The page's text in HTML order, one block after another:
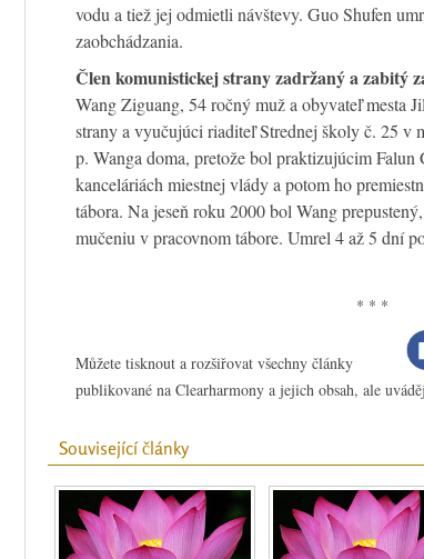
vodu a tiež jej odmietli návštevy. Guo Shufen
zaobchádzania.
Člen komunistickej strany zadržaný a zabitý
Wang Ziguang, 54 ročný muž a obyvateľ mesta
strany a vyučujúci riaditeľ Strednej školy č. 25 v
p. Wanga doma, pretože bol praktizujúcim
kanceláriách miestnej vlády a potom ho
tábora. Na jeseň roku 2000 bol Wang
mučeniu v pracovnom tábore. Umrel 4 až 5 dní
* * *
Můžete tisknout a rozšiřovat všechny články
publikované na Clearharmony a jejich obsah, ale
Související články